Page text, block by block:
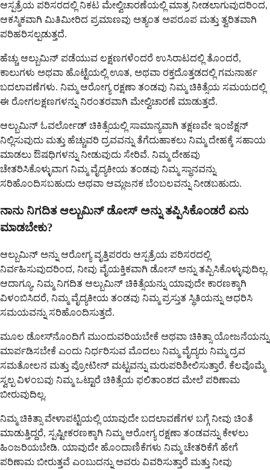
ಆಸ್ಪತ್ರೆಯ ಪರಿಸರದಲ್ಲಿ ನಿಕಟ ಮೇಲ್ವಿಚಾರಣೆಯಲ್ಲಿ ಮಾತ್ರ ನೀಡಲಾಗುವುದರಿಂದ,
ಆಕಸ್ಮಿಕವಾಗಿ ಮಿತಿಮೀರಿದ ಪ್ರಮಾಣವು ಅತ್ಯಂತ ಅಪರೂಪ ಮತ್ತು ತ್ವರಿತವಾಗಿ
ಪರಿಹರಿಸಲ್ಪಡುತ್ತದೆ.
ಹೆಚ್ಚು ಆಲ್ಬುಮಿನ್ ಪಡೆಯುವ ಲಕ್ಷಣಗಳೆಂದರೆ ಉಸಿರಾಟದಲ್ಲಿ ತೊಂದರೆ,
ಕಾಲುಗಳು ಅಥವಾ ಹೊಟ್ಟೆಯಲ್ಲಿ ಊತ, ಅಥವಾ ರಕ್ತದೊತ್ತಡದಲ್ಲಿ ಗಮನಾರ್ಹ
ಬದಲಾವಣೆಗಳು. ನಿಮ್ಮ ಆರೋಗ್ಯ ರಕ್ಷಣಾ ತಂಡವು ನಿಮ್ಮ ಚಿಕಿತ್ಸೆಯ ಸಮಯದಲ್ಲಿ
ಈ ರೋಗಲಕ್ಷಣಗಳನ್ನು ನಿರಂತರವಾಗಿ ಮೇಲ್ವಿಚಾರಣೆ ಮಾಡುತ್ತದೆ.
ಆಲ್ಬುಮಿನ್ ಓವರ್ಲೋಡ್ ಚಿಕಿತ್ಸೆಯಲ್ಲಿ ಸಾಮಾನ್ಯವಾಗಿ ತಕ್ಷಣವೇ ಇಂಜೆಕ್ಷನ್
ನಿಲ್ಲಿಸುವುದು ಮತ್ತು ಹೆಚ್ಚುವರಿ ದ್ರವವನ್ನು ತೆಗೆದುಹಾಕಲು ನಿಮ್ಮ ದೇಹಕ್ಕೆ ಸಹಾಯ
ಮಾಡಲು ಔಷಧಿಗಳನ್ನು ನೀಡುವುದು ಸೇರಿವೆ. ನಿಮ್ಮ ದೇಹವು
ಚೇತರಿಸಿಕೊಳ್ಳುವಾಗ ನಿಮ್ಮ ವೈದ್ಯಕೀಯ ತಂಡವು ನಿಮ್ಮ ಸ್ಥಾನವನ್ನು
ಸರಿಹೊಂದಿಸಬಹುದು ಅಥವಾ ಆಮ್ಲಜನಕ ಬೆಂಬಲವನ್ನು ನೀಡಬಹುದು.
ನಾನು ನಿಗದಿತ ಆಲ್ಬುಮಿನ್ ಡೋಸ್ ಅನ್ನು ತಪ್ಪಿಸಿಕೊಂಡರೆ ಏನು
ಮಾಡಬೇಕು?
ಆಲ್ಬುಮಿನ್ ಅನ್ನು ಆರೋಗ್ಯ ವೃತ್ತಿಪರರು ಆಸ್ಪತ್ರೆಯ ಪರಿಸರದಲ್ಲಿ
ನಿರ್ವಹಿಸುವುದರಿಂದ, ನೀವು ವೈಯಕ್ತಿಕವಾಗಿ ಡೋಸ್ ಅನ್ನು ತಪ್ಪಿಸಿಕೊಳ್ಳುವುದಿಲ್ಲ.
ಆದಾಗ್ಯೂ, ನಿಮ್ಮ ನಿಗದಿತ ಆಲ್ಬುಮಿನ್ ಚಿಕಿತ್ಸೆಯನ್ನು ಯಾವುದೇ ಕಾರಣಕ್ಕಾಗಿ
ವಿಳಂಬಿಸಿದರೆ, ನಿಮ್ಮ ವೈದ್ಯಕೀಯ ತಂಡವು ನಿಮ್ಮ ಪ್ರಸ್ತುತ ಸ್ಥಿತಿಯನ್ನು ಆಧರಿಸಿ
ಸಮಯವನ್ನು ಸರಿಹೊಂದಿಸುತ್ತದೆ.
ಮೂಲ ಡೋಸ್‌ನೊಂದಿಗೆ ಮುಂದುವರಿಯಬೇಕೆ ಅಥವಾ ಚಿಕಿತ್ಸಾ ಯೋಜನೆಯನ್ನು
ಮಾರ್ಪಡಿಸಬೇಕೆ ಎಂದು ನಿರ್ಧರಿಸುವ ಮೊದಲು ನಿಮ್ಮ ವೈದ್ಯರು ನಿಮ್ಮ ದ್ರವ
ಸಮತೋಲನ ಮತ್ತು ಪ್ರೋಟೀನ್ ಮಟ್ಟವನ್ನು ಮರುಪರಿಶೀಲಿಸುತ್ತಾರೆ. ಕೆಲವೊಮ್ಮೆ
ಸ್ವಲ್ಪ ವಿಳಂಬವು ನಿಮ್ಮ ಒಟ್ಟಾರೆ ಚಿಕಿತ್ಸೆಯ ಫಲಿತಾಂಶದ ಮೇಲೆ ಪರಿಣಾಮ
ಬೀರುವುದಿಲ್ಲ.
ನಿಮ್ಮ ಚಿಕಿತ್ಸಾ ವೇಳಾಪಟ್ಟಿಯಲ್ಲಿ ಯಾವುದೇ ಬದಲಾವಣೆಗಳ ಬಗ್ಗೆ ನೀವು ಚಿಂತೆ
ಮಾಡುತ್ತಿದ್ದರೆ, ಸ್ಪಷ್ಟೀಕರಣಕ್ಕಾಗಿ ನಿಮ್ಮ ಆರೋಗ್ಯ ರಕ್ಷಣಾ ತಂಡವನ್ನು ಕೇಳಲು
ಹಿಂಜರಿಯಬೇಡಿ. ಯಾವುದೇ ಹೊಂದಾಣಿಕೆಗಳು ನಿಮ್ಮ ಚೇತರಿಕೆಗೆ ಹೇಗೆ
ಪರಿಣಾಮ ಬೀರುತ್ತವೆ ಎಂಬುದನ್ನು ಅವರು ವಿವರಿಸುತ್ತಾರೆ ಮತ್ತು ನೀವು